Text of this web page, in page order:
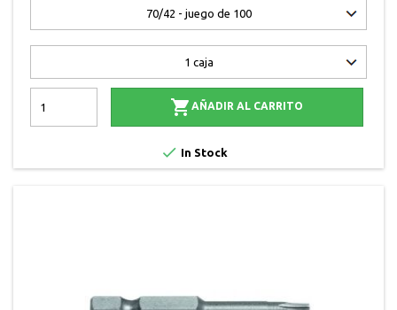
 AÑADIR AL CARRITO
 In Stock